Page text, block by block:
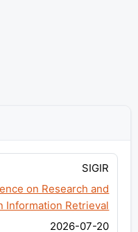
SIGIR
on Research and
Information Retrieval
2026-07-20